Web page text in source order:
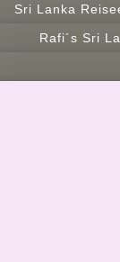
Sri Lanka
Rafi´s Sri